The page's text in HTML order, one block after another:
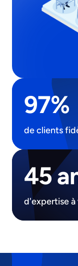
97%
de clients
45
d'expertise